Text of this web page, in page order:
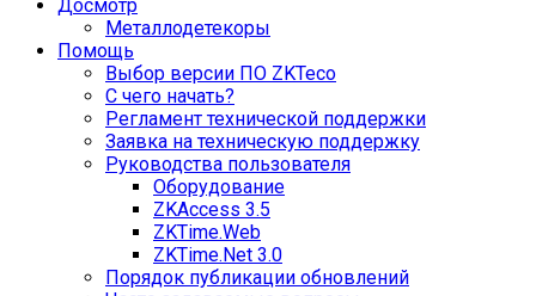
Досмотр
Металлодетекоры
Помощь
Выбор версии ПО ZKTeco
С чего начать?
Регламент технической поддержки
Заявка на техническую поддержку
Руководства пользователя
Оборудование
ZKAccess 3.5
ZKTime.Web
ZKTime.Net 3.0
Порядок публикации обновлений